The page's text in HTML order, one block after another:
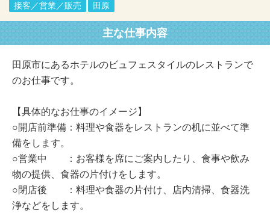
接客／営業／販売 田原
主な仕事内容
田原市にあるホテルのビュフェスタイルのレストランで
のお仕事です。
【具体的なお仕事のイメージ】
○開店前準備：料理や食器をレストランの机に並べて準
備をします。
○営業中 ：お客様を席にご案内したり、食事や飲み
物の提供、食器の片付けをします。
○閉店後 ：料理や食器の片付け、店内清掃、食器洗
浄などをします。